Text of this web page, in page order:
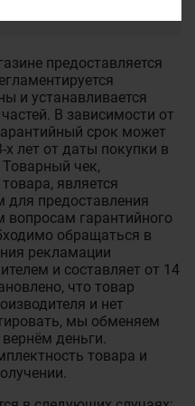
предоставляется
и устанавливается
В зависимости от
срок может
х лет от даты покупки в
чек,
является
предоставления
вопросам гарантийного
обращаться в
рекламации
и составляет от 14
что товар
и нет
мы обменяем
деньги.
товара и